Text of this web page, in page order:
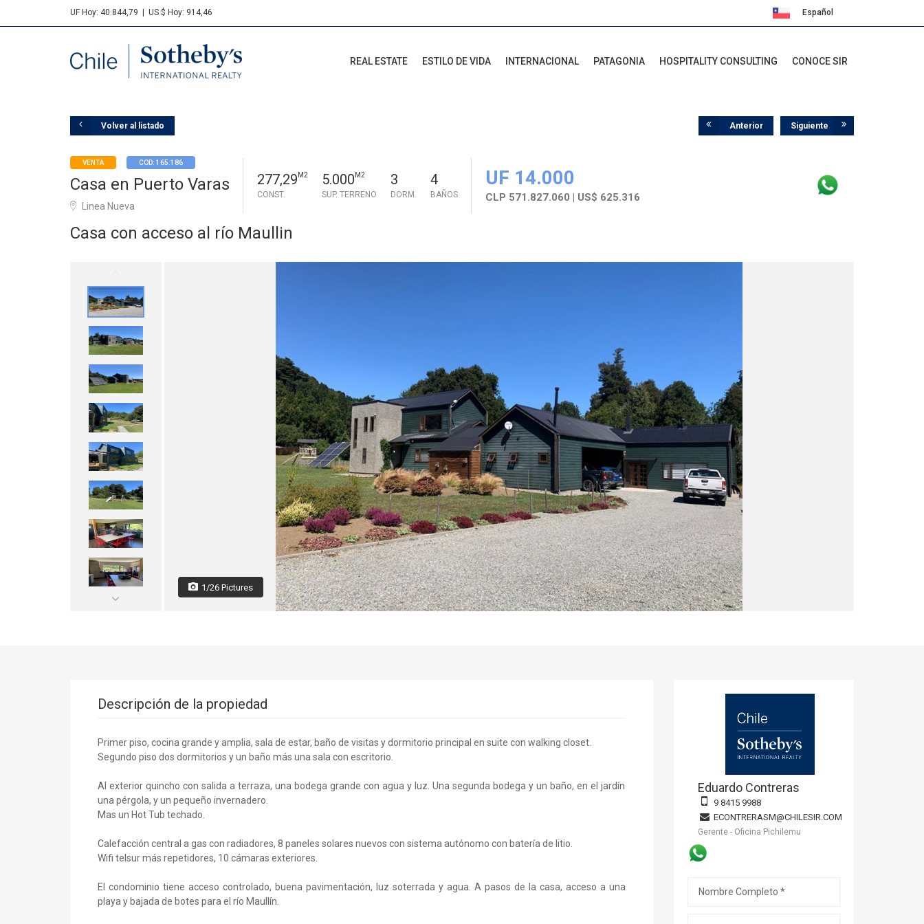
UF Hoy: 40.844,79 US $ Hoy: 914,46 Español
Sotheby's REAL ESTATE ESTILO DE VIDA INTERNACIONAL PATAGONIA HOSPITALITY CONSULTING CONOCE SIR
Volver al listado Anterior Siguiente
VENTA COD: 165.186
Casa en Puerto Varas
Linea Nueva
277,29 M2
CONST.
5.000 M2
SUP. TERRENO
3
DORM.
4
BAÑOS
UF 14.000
CLP 571.827.060 | US$ 625.316
Casa con acceso al río Maullin
1/26 Pictures
Descripción de la propiedad
Primer piso, cocina grande y amplia, sala de estar, baño de visitas y dormitorio principal en suite con walking closet.
Segundo piso dos dormitorios y un baño más una sala con escritorio.
Al exterior quincho con salida a terraza, una bodega grande con agua y luz. Una segunda bodega y un baño, en el jardín
una pérgola, y un pequeño invernadero.
Mas un Hot Tub techado.
Calefacción central a gas con radiadores, 8 paneles solares nuevos con sistema autónomo con batería de litio.
Wifi telsur más repetidores, 10 cámaras exteriores.
El condominio tiene acceso controlado, buena pavimentación, luz soterrada y agua. A pasos de la casa, acceso a una
playa y bajada de botes para el río Maullín.
Eduardo Contreras
9 8415 9988
ECONTRERASM@CHILESIR.COM
Gerente - Oficina Pichilemu